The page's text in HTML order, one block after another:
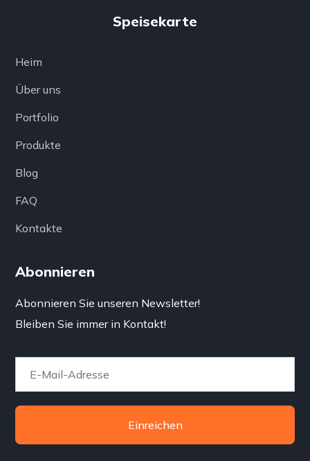
Speisekarte
Heim
Über uns
Portfolio
Produkte
Blog
FAQ
Kontakte
Abonnieren
Abonnieren Sie unseren Newsletter!
Bleiben Sie immer in Kontakt!
Einreichen